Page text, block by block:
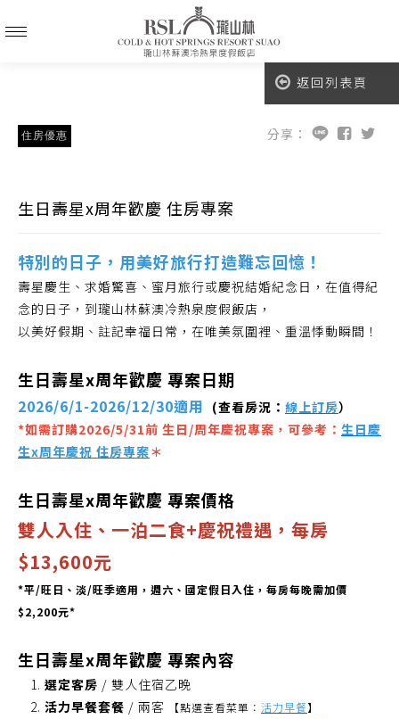
返回列表頁
住房優惠 分享：
生日壽星x周年歡慶 住房專案
特別的日子，用美好旅行打造難忘回憶！
壽星慶生、求婚驚喜、蜜月旅行或慶祝結婚紀念日，在值得紀
念的日子，到瓏山林蘇澳冷熱泉度假飯店，
以美好假期、註記幸福日常，在唯美氛圍裡、重溫悸動瞬間！
生日壽星x周年歡慶 專案日期
2026/6/1-2026/12/30適用 (查看房況： 線上訂房）
*如需訂購2026/5/31前 生日/周年慶祝專案，可參考： 生日慶
生x周年慶祝 住房專案＊
生日壽星x周年歡慶 專案價格
雙人入住、一泊二食+慶祝禮遇，每房
$13,600元
*平/旺日、淡/旺季適用，週六、國定假日入住，每房每晚需加價
$2,200元*
生日壽星x周年歡慶 專案內容
選定客房 / 雙人住宿乙晚
活力早餐套餐 / 兩客 【點選查看菜單： 活力早餐】